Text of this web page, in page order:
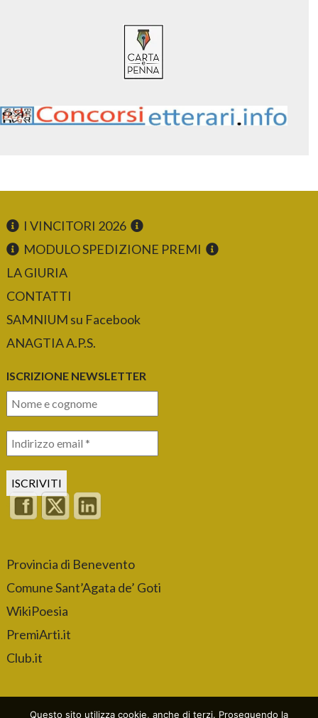
I VINCITORI 2026
MODULO SPEDIZIONE PREMI
LA GIURIA
CONTATTI
SAMNIUM su Facebook
ANAGTIA A.P.S.
ISCRIZIONE NEWSLETTER
Provincia di Benevento
Comune Sant’Agata de’ Goti
WikiPoesia
PremiArti.it
Club.it
Questo sito utilizza cookie, anche di terzi. Proseguendo la